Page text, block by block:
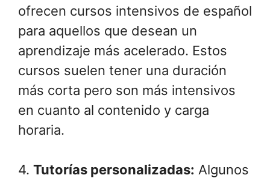
ofrecen cursos intensivos de español
para aquellos que desean un
aprendizaje más acelerado. Estos
cursos suelen tener una duración
más corta pero son más intensivos
en cuanto al contenido y carga
horaria.
4. Tutorías personalizadas: Algunos